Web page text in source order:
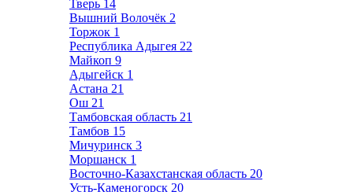
Тверь 14
Вышний Волочёк 2
Торжок 1
Республика Адыгея 22
Майкоп 9
Адыгейск 1
Астана 21
Ош 21
Тамбовская область 21
Тамбов 15
Мичуринск 3
Моршанск 1
Восточно-Казахстанская область 20
Усть-Каменогорск 20